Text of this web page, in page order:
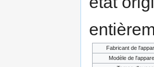
Fabricant de
Modèle de